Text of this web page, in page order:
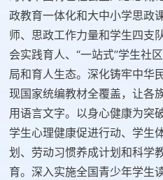
政教育一体化和大中小学思政
师、思政工作力量和学生四支
会实践育人、“一站式”学生社
局和育人生态。深化铸牢中华
现国家统编教材全覆盖，让各
用语言文字。以身心健康为突
学生心理健康促进行动、学生
划、劳动习惯养成计划和科学
育。深入实施全国青少年学生